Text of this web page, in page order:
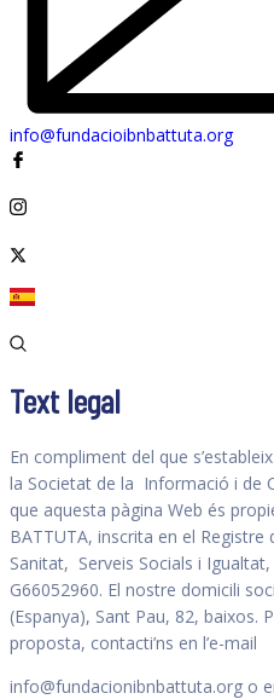
info@fundacioibnbattuta.org
Text legal
En compliment del que
la Societat de la Informació i de
que aquesta pàgina Web és
BATTUTA, inscrita en el
Sanitat, Serveis Socials i
G66052960. El nostre domicili
(Espanya), Sant Pau, 82, baixos.
proposta, contacti’ns en l’e-mail
info@fundacionibnbattuta.org o